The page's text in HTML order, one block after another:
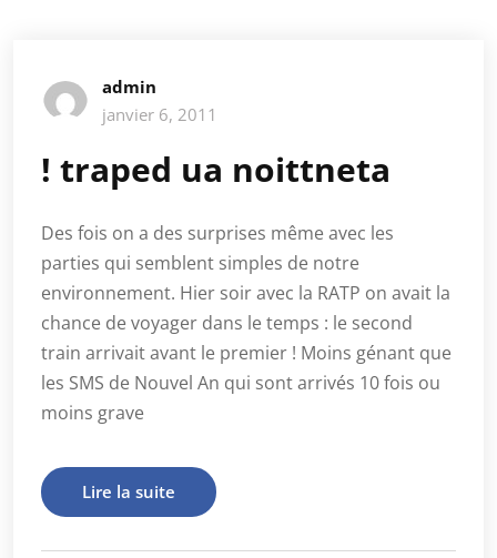
admin
janvier 6, 2011
! traped ua noittneta
Des fois on a des surprises même avec les
parties qui semblent simples de notre
environnement. Hier soir avec la RATP on avait la
chance de voyager dans le temps : le second
train arrivait avant le premier ! Moins génant que
les SMS de Nouvel An qui sont arrivés 10 fois ou
moins grave
Lire la suite